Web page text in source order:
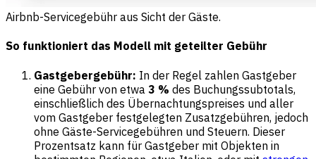
Airbnb-Servicegebühr aus Sicht der Gäste.
So funktioniert das Modell mit geteilter Gebühr
Gastgebergebühr: In der Regel zahlen Gastgeber
eine Gebühr von etwa 3 % des Buchungssubtotals,
einschließlich des Übernachtungspreises und aller
vom Gastgeber festgelegten Zusatzgebühren, jedoch
ohne Gäste-Servicegebühren und Steuern. Dieser
Prozentsatz kann für Gastgeber mit Objekten in